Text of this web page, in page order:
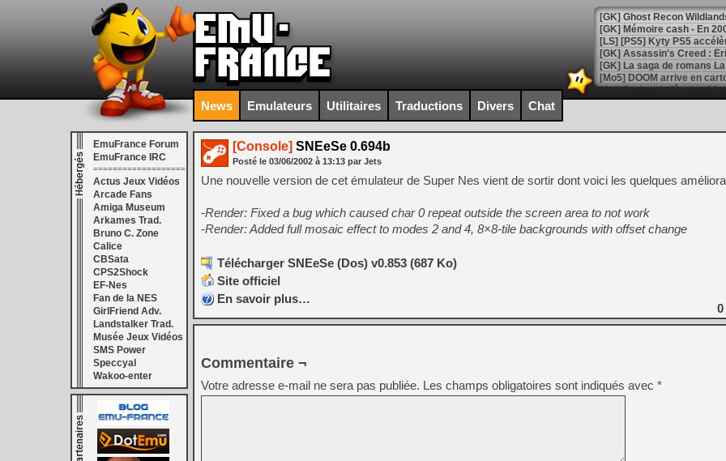
[Mo5] DOOM arrive en
[GK] Bethesda fête les 30
[GK] Roblox : l'action en
[GK] Agenda - GeForce
[LS] [PS5] ps5-y2jb-
[GK] Pourquoi Marvel
[GK] Test : Restory : Chill
[GK] GTA 6 : Rockstar
[GK] Hot Wheels Infinite
[GK] Mémoire cash -
[GK] Résultats Nintendo :
[GK] Déjà des
[Mo5] Brickboy cherche à
[GK] Minecraft et ses «
[GK] Beast of
[GK] Ubisoft : fin de partie
[GK] Mémoire cash -
[GK] Dan Houser (GTA)
[GK] Comment EA Sports
[GK] Crimson Moon : un
[GK] Isle of Reveries : le
[GK] Moonlighter 2 : The
[GK] Capcom relance
News Emulateurs Utilitaires Traductions Divers Chat
EmuFrance Forum
EmuFrance IRC
===================
Actus Jeux Vidéos
Arcade Fans
Amiga Museum
Arkames Trad.
Bruno C. Zone
Calice
CBSata
CPS2Shock
EF-Nes
Fan de la NES
GirlFriend Adv.
Landstalker Trad.
Musée Jeux Vidéos
SMS Power
Speccyal
Wakoo-enter
[Console] SNEeSe 0.694b
Posté le 03/06/2002 à 13:13 par Jets
Une nouvelle version de cet émulateur de Super Nes vient de sortir dont voici les quelques
-Render: Fixed a bug which caused char 0 repeat outside the screen area to not work
-Render: Added full mosaic effect to modes 2 and 4, 8×8-tile backgrounds with offset change
Télécharger SNEeSe (Dos) v0.853 (687 Ko)
Site officiel
En savoir plus…
0
Commentaire ¬
Votre adresse e-mail ne sera pas publiée. Les champs obligatoires sont indiqués avec *